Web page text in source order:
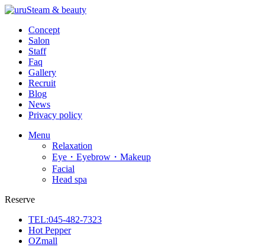
Concept
Salon
Staff
Faq
Gallery
Recruit
Blog
News
Privacy policy
Menu
Relaxation
Eye・Eyebrow・Makeup
Facial
Head spa
Reserve
TEL:045-482-7323
Hot Pepper
OZmall